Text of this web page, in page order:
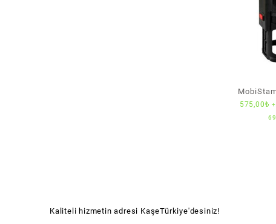
575,00₺
Kaliteli hizmetin adresi KaşeTürkiye'desiniz!